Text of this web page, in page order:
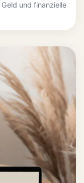
und finanzielle